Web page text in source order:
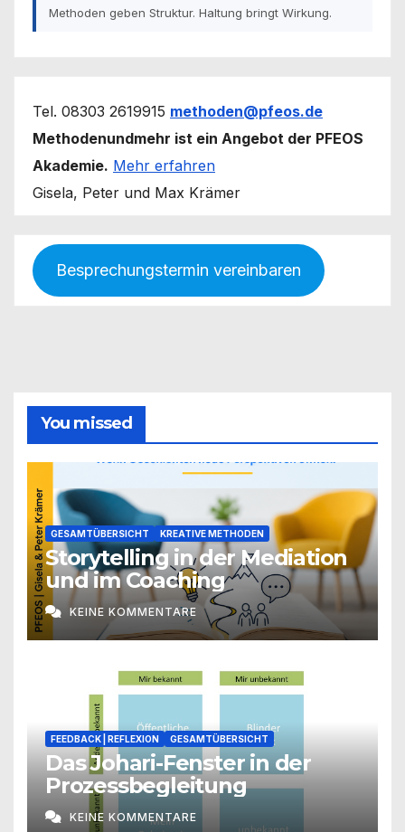
Methoden geben Struktur. Haltung bringt Wirkung.
Tel. 08303 2619915 methoden@pfeos.de
Methodenundmehr ist ein Angebot der PFEOS
Akademie. Mehr erfahren
Gisela, Peter und Max Krämer
Besprechungstermin vereinbaren
You missed
GESAMTÜBERSICHT KREATIVE METHODEN
Storytelling in der Mediation
und im Coaching
KEINE KOMMENTARE
FEEDBACK | REFLEXION GESAMTÜBERSICHT
Das Johari-Fenster in der
Prozessbegleitung
KEINE KOMMENTARE